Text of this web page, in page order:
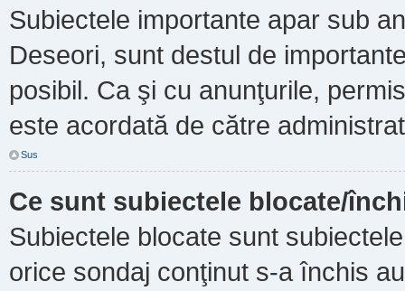
Subiectele importante apar sub
Deseori, sunt destul de
posibil. Ca şi cu anunţurile,
este acordată de către
Sus
Ce sunt subiectele blocate/
Subiectele blocate sunt
orice sondaj conţinut s-a închis